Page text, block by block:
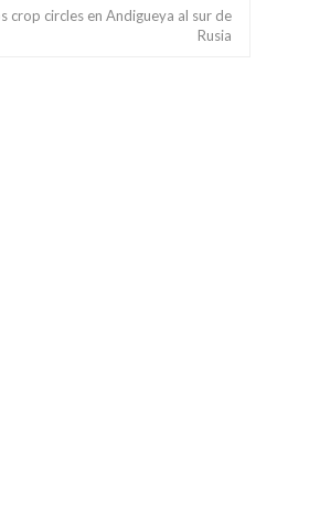
crop circles en Andigueya al sur de
Rusia